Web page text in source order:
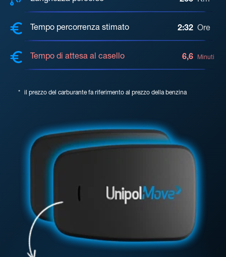
Tempo percorrenza stimato 2:32 Ore
Tempo di attesa al casello 6,6 Minuti
* il prezzo del carburante fa riferimento al prezzo della benzina